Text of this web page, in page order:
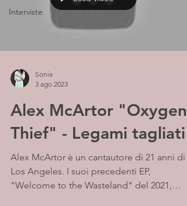
Interviste
Sonia
3 ago 2023
Alex McArtor "Oxygen
Thief" - Legami tagliati
Alex McArtor è un cantautore di 21 anni di
Los Angeles. I suoi precedenti EP,
"Welcome to the Wasteland" del 2021,